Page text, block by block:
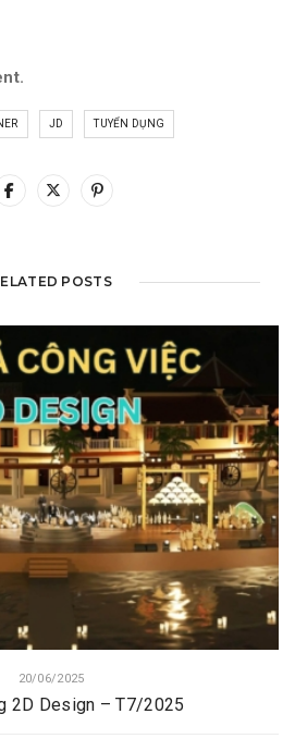
JD TUYỂN DỤNG
POSTS
20/06/2025
2D Design – T7/2025